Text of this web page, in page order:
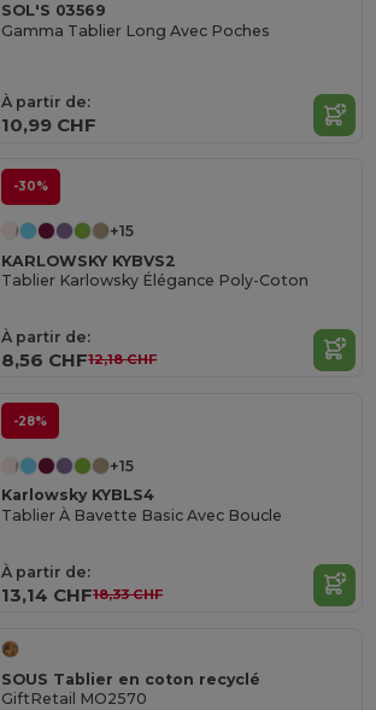
SOL'S 03569
Gamma Tablier Long Avec Poches
À partir de:
10,99 CHF
-30%
+15
KARLOWSKY KYBVS2
Tablier Karlowsky Élégance Poly-Coton
À partir de:
8,56 CHF12,18 CHF
-28%
+15
Karlowsky KYBLS4
Tablier À Bavette Basic Avec Boucle
À partir de:
13,14 CHF18,33 CHF
SOUS Tablier en coton recyclé
GiftRetail MO2570